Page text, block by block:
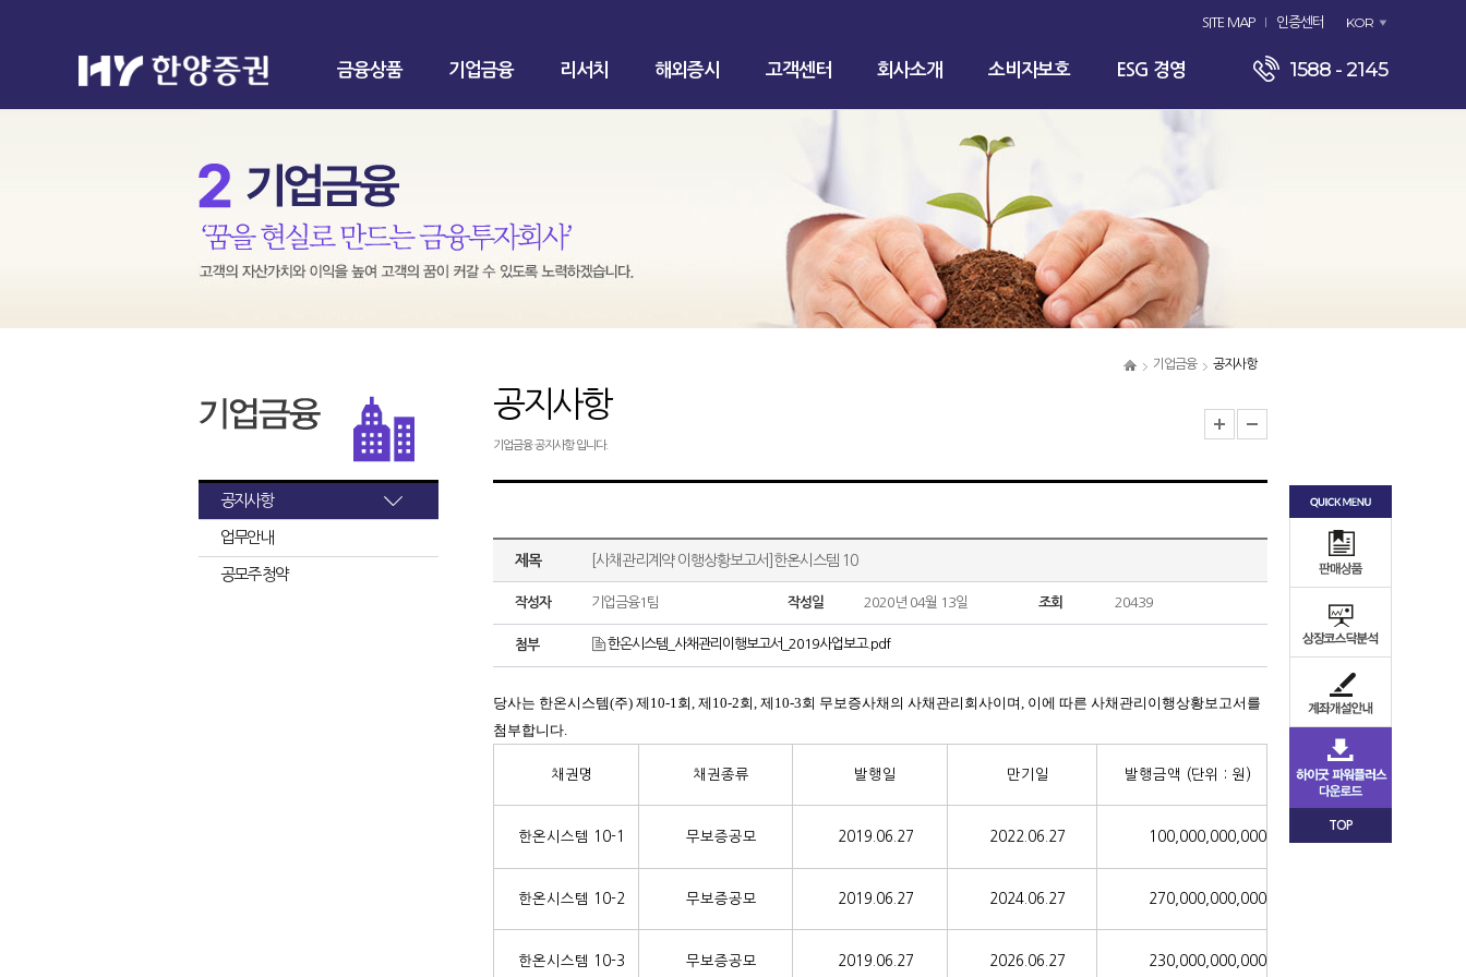
SITE MAP 인증센터 KOR
금융상품 기업금융 리서치 해외증시 고객센터 회사소개 소비자보호 ESG 경영 1588 - 2145
기업금융 공지사항
공지사항
업무안내
공모주 청약
공지사항
기업금융 공지사항 입니다.
제목 [사채관리계약 이행상황보고서]한온시스템 10
작성자 기업금융1팀 작성일 2020년 04월 13일 조회 20439
첨부 한온시스템_사채관리이행보고서_2019사업보고.pdf
당사는 한온시스템(주) 제10-1회, 제10-2회, 제10-3회 무보증사채의 사채관리회사이며, 이에 따른 사채관리이행상황보고서를
첨부합니다.
채권명 채권종류 발행일 만기일 발행금액 (단위 : 원)
한온시스템 10-1 무보증공모 2019.06.27 2022.06.27 100,000,000,000
한온시스템 10-2 무보증공모 2019.06.27 2024.06.27 270,000,000,000
한온시스템 10-3 무보증공모 2019.06.27 2026.06.27 230,000,000,000
TOP